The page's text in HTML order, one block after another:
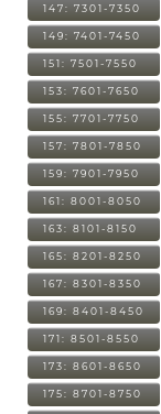
147: 7301-7350
149: 7401-7450
151: 7501-7550
153: 7601-7650
155: 7701-7750
157: 7801-7850
159: 7901-7950
161: 8001-8050
163: 8101-8150
165: 8201-8250
167: 8301-8350
169: 8401-8450
171: 8501-8550
173: 8601-8650
175: 8701-8750